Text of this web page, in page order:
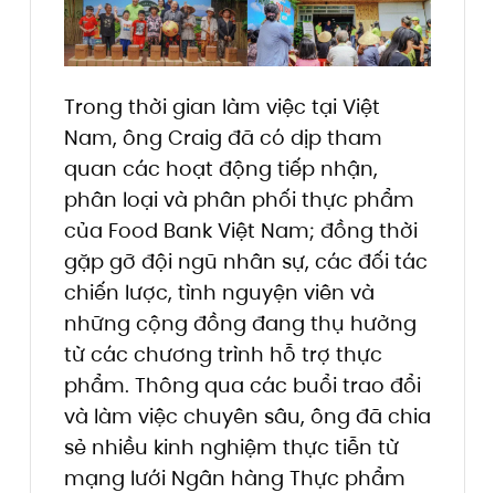
Trong thời gian làm việc tại Việt
Nam, ông Craig đã có dịp tham
quan các hoạt động tiếp nhận,
phân loại và phân phối thực phẩm
của Food Bank Việt Nam; đồng thời
gặp gỡ đội ngũ nhân sự, các đối tác
chiến lược, tình nguyện viên và
những cộng đồng đang thụ hưởng
từ các chương trình hỗ trợ thực
phẩm. Thông qua các buổi trao đổi
và làm việc chuyên sâu, ông đã chia
sẻ nhiều kinh nghiệm thực tiễn từ
mạng lưới Ngân hàng Thực phẩm